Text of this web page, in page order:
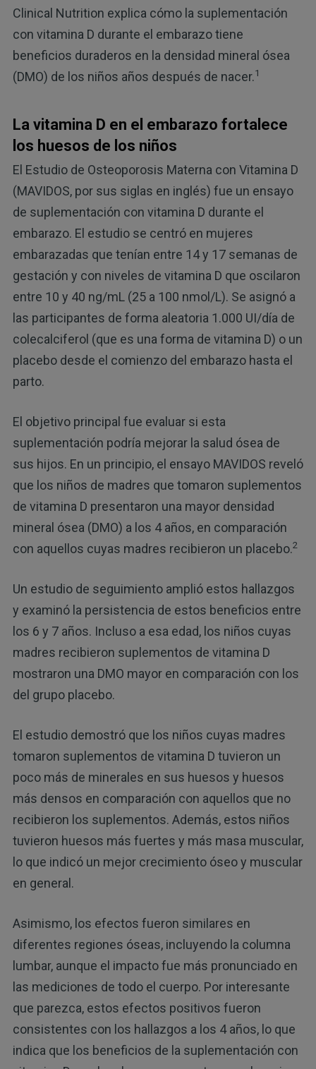
Clinical Nutrition explica cómo la suplementación
con vitamina D durante el embarazo tiene
beneficios duraderos en la densidad mineral ósea
(DMO) de los niños años después de nacer.1
La vitamina D en el embarazo fortalece
los huesos de los niños
El Estudio de Osteoporosis Materna con Vitamina D
(MAVIDOS, por sus siglas en inglés) fue un ensayo
de suplementación con vitamina D durante el
embarazo. El estudio se centró en mujeres
embarazadas que tenían entre 14 y 17 semanas de
gestación y con niveles de vitamina D que oscilaron
entre 10 y 40 ng/mL (25 a 100 nmol/L). Se asignó a
las participantes de forma aleatoria 1.000 UI/día de
colecalciferol (que es una forma de vitamina D) o un
placebo desde el comienzo del embarazo hasta el
parto.
El objetivo principal fue evaluar si esta
suplementación podría mejorar la salud ósea de
sus hijos. En un principio, el ensayo MAVIDOS reveló
que los niños de madres que tomaron suplementos
de vitamina D presentaron una mayor densidad
mineral ósea (DMO) a los 4 años, en comparación
con aquellos cuyas madres recibieron un placebo.2
Un estudio de seguimiento amplió estos hallazgos
y examinó la persistencia de estos beneficios entre
los 6 y 7 años. Incluso a esa edad, los niños cuyas
madres recibieron suplementos de vitamina D
mostraron una DMO mayor en comparación con los
del grupo placebo.
El estudio demostró que los niños cuyas madres
tomaron suplementos de vitamina D tuvieron un
poco más de minerales en sus huesos y huesos
más densos en comparación con aquellos que no
recibieron los suplementos. Además, estos niños
tuvieron huesos más fuertes y más masa muscular,
lo que indicó un mejor crecimiento óseo y muscular
en general.
Asimismo, los efectos fueron similares en
diferentes regiones óseas, incluyendo la columna
lumbar, aunque el impacto fue más pronunciado en
las mediciones de todo el cuerpo. Por interesante
que parezca, estos efectos positivos fueron
consistentes con los hallazgos a los 4 años, lo que
indica que los beneficios de la suplementación con